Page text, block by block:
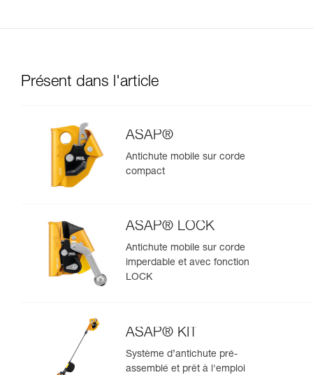
Présent dans l'article
ASAP®
Antichute mobile sur corde
compact
ASAP® LOCK
Antichute mobile sur corde
imperdable et avec fonction
LOCK
ASAP® KIT
Système d’antichute pré-
assemblé et prêt à l'emploi